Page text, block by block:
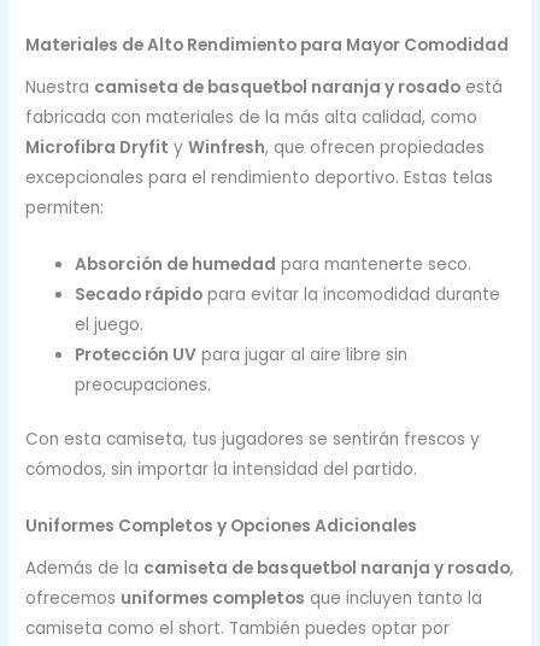
Materiales de Alto Rendimiento para Mayor Comodidad
Nuestra camiseta de basquetbol naranja y rosado está
fabricada con materiales de la más alta calidad, como
Microfibra Dryfit yWinfresh, que ofrecen propiedades
excepcionales para el rendimiento deportivo. Estas telas
permiten:
Absorción de humedad para mantenerte seco.
Secado rápido para evitar la incomodidad durante
el juego.
Protección UV para jugar al aire libre sin
preocupaciones.
Con esta camiseta, tus jugadores se sentirán frescos y
cómodos, sin importar la intensidad del partido.
Uniformes Completos y Opciones Adicionales
Además de la camiseta de basquetbol naranja y rosado,
ofrecemos uniformes completos que incluyen tanto la
camiseta como el short. También puedes optar por